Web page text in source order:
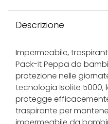
Descrizione
Impermeabile,
Pack-It Peppa da
protezione nelle
tecnologia Isolite 5000,
protegge
traspirante per